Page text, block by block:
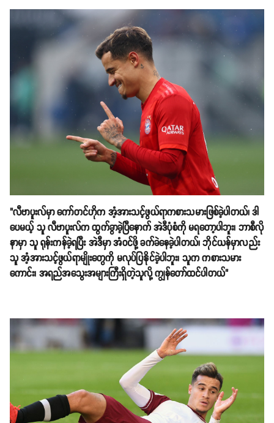
"လီဗာပူးလ်မှာ ကော်တင်ဟိုက အံ့အားသင့်ဖွယ်ရာကစားသမားဖြစ်ခဲ့ပါတယ်၊ ဒါ
ပေမယ့် သူ လီဗာပူးလ်က ထွက်ခွာခဲ့ပြီနောက် အဲဒီပုံစံကို မရတော့ပါဘူး၊ ဘာစီလို
နာမှာ သူ ရုန်းကန်ခဲ့ရပြီး အဲဒီမှာ အံဝင်ဖို့ ခက်ခဲနေခဲ့ပါတယ်၊ ဘိုင်ယန်မှာလည်း
သူ အံ့အားသင့်ဖွယ်ရာမျိုးတွေကို မလုပ်ပြနိုင်ခဲ့ပါဘူး၊ သူက ကစားသမား
ကောင်း၊ အရည်အသွေးအများကြီးရှိတဲ့သူလို့ ကျွန်တော်ထင်ပါတယ်"